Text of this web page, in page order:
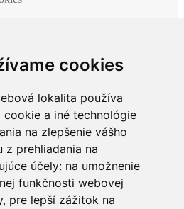
cookies
lokalita používa
cookie a iné technológie
na zlepšenie vášho
z prehliadania na
účely: na umožnenie
funkčnosti webovej
, pre lepší zážitok na